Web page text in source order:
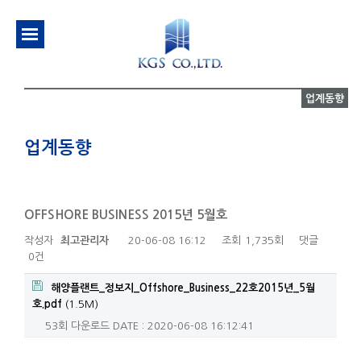
업계동향
업계동향
OFFSHORE BUSINESS 2015년 5월호
작성자 최고관리자 20-06-08 16:12 조회 1,735회
댓글
0건
해양플랜트_정보지_Offshore_Business_22호2015년_5월
호.pdf (1.5M)
53회 다운로드 DATE : 2020-06-08 16:12:41